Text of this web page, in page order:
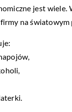
jest
na światowym